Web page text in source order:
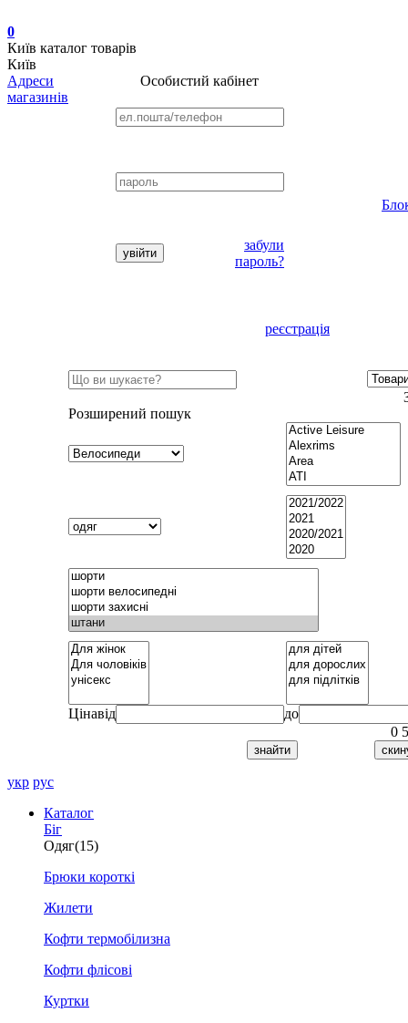
0
Київ каталог товарів
Київ
Адреси
магазинів
Особистий кабінет
забули
пароль?
реєстрація
Розширений пошук
Цінавід
до
0
укр рус
Каталог
Біг
Одяг(15)
Брюки короткі
Жилети
Кофти термобілизна
Кофти флісові
Куртки